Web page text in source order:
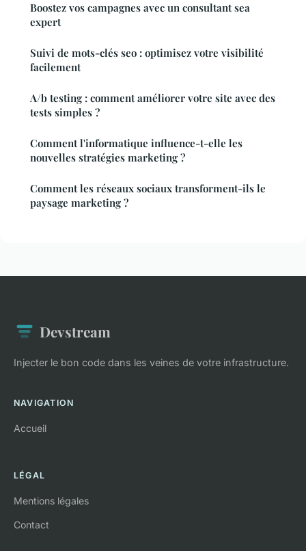
Boostez vos campagnes avec un consultant sea
expert
Suivi de mots-clés seo : optimisez votre visibilité
facilement
A/b testing : comment améliorer votre site avec des
tests simples ?
Comment l'informatique influence-t-elle les
nouvelles stratégies marketing ?
Comment les réseaux sociaux transforment-ils le
paysage marketing ?
Devstream
Injecter le bon code dans les veines de votre infrastructure.
NAVIGATION
Accueil
LÉGAL
Mentions légales
Contact